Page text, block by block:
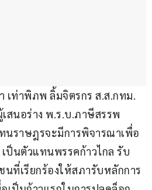
เท่าพิภพ ลิ้มจิตรกร ส.ส.กทม.
สนอร่าง พ.ร.บ.ภาษีสรรพ
นราษฎรจะมีการพิจารณาเพื่อ
ป็นตัวแทนพรรคก้าวไกล รับ
ที่เรียกร้องให้สภารับหลักการ